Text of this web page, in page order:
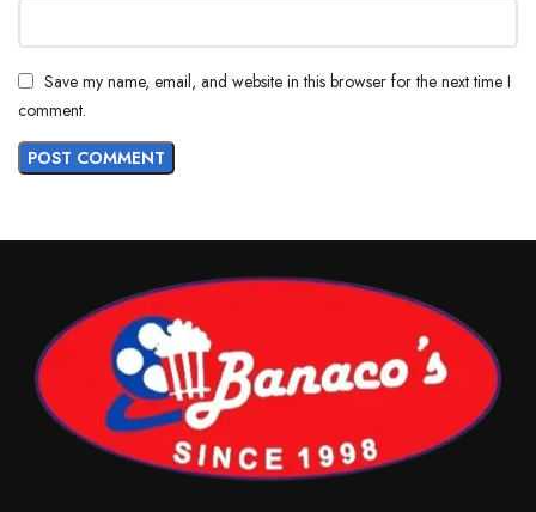
Save my name, email, and website in this browser for the next time I
comment.